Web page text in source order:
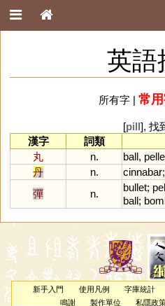
英語
所有字| 常
[pill], 找
漢字
詞類
丸
n. ball,
丹
n. cinnabar;
彈
n.
bullet;
ball;
新手入門 使用凡例 字庫統計
鳴謝
製作單位 私隱政